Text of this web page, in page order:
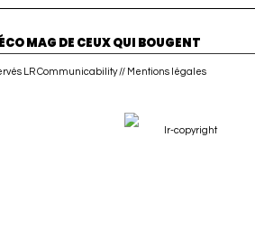
MAG DE CEUX QUI BOUGENT
LR Communicability // Mentions légales